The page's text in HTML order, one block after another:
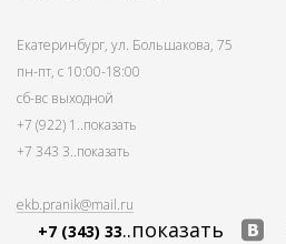
Екатеринбург, ул. Большакова, 75
пн-пт, с 10:00-18:00
сб-вс выходной
+7 (922) 1 ..показать
+7 343 3..показать
ekb.pranik@mail.ru
+7 (343) 33..показать